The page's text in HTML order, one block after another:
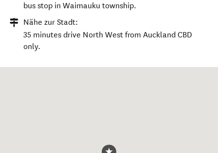
bus stop in Waimauku township.
Nähe zur Stadt:
35 minutes drive North West from Auckland CBD
only.